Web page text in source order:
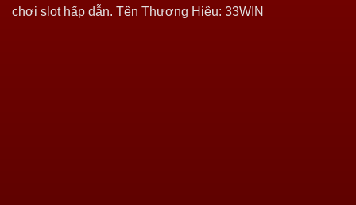
chơi slot hấp dẫn. Tên Thương Hiệu: 33WIN